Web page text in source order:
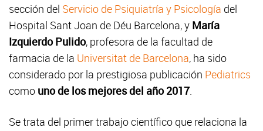
sección del Servicio de Psiquiatría y Psicología del
Hospital Sant Joan de Déu Barcelona, y María
Izquierdo Pulido, profesora de la facultad de
farmacia de la Universitat de Barcelona, ha sido
considerado por la prestigiosa publicación Pediatrics
como uno de los mejores del año 2017.
Se trata del primer trabajo científico que relaciona la